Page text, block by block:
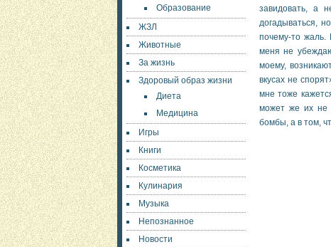
Образование
ЖЗЛ
Животные
За жизнь
Здоровый образ жизни
Диета
Медицина
Игры
Книги
Косметика
Кулинария
Музыка
Непознанное
Новости
завидовать, а
догадываться,
почему-то жаль.
меня не
моему,
вкусах не
мне тоже
может же их не
бомбы, а в том,